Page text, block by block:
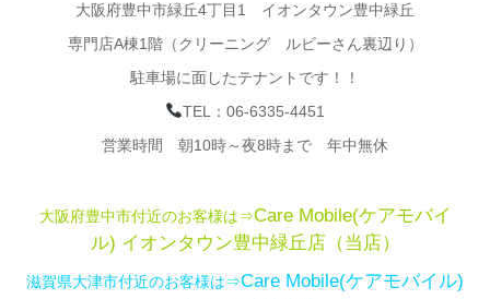
大阪府豊中市緑丘4丁目1 イオンタウン豊中緑丘
専門店A棟1階（クリーニング ルビーさん裏辺り）
駐車場に面したテナントです！！
TEL：06-6335-4451
営業時間 朝10時～夜8時まで 年中無休
大阪府豊中市付近のお客様は⇒Care Mobile(ケアモバイ
ル) イオンタウン豊中緑丘店（当店）
滋賀県大津市付近のお客様は⇒Care Mobile(ケアモバイル)